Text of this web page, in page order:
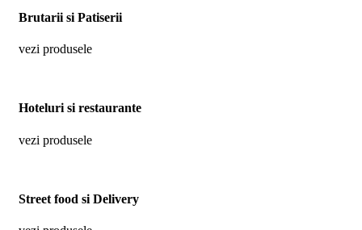
Brutarii si Patiserii
vezi produsele
Hoteluri si restaurante
vezi produsele
Street food si Delivery